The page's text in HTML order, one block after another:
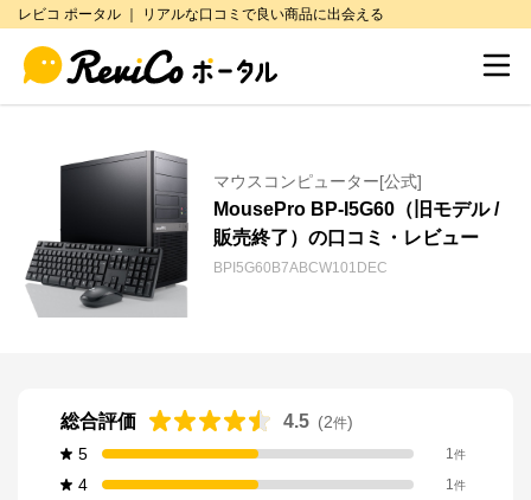
レビコ ポータル ｜ リアルな口コミで良い商品に出会える
マウスコンピューター[公式]
MousePro BP-I5G60（旧モデル /
販売終了）の口コミ・レビュー
BPI5G60B7ABCW101DEC
総合評価 4.5 (2件)
5
1件
4 1件